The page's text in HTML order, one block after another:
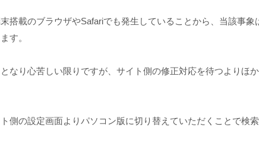
搭載のブラウザやSafariでも発生していることから、当該事
す。
なり心苦しい限りですが、サイト側の修正対応を待つよりほ
側の設定画面よりパソコン版に切り替えていただくことで検